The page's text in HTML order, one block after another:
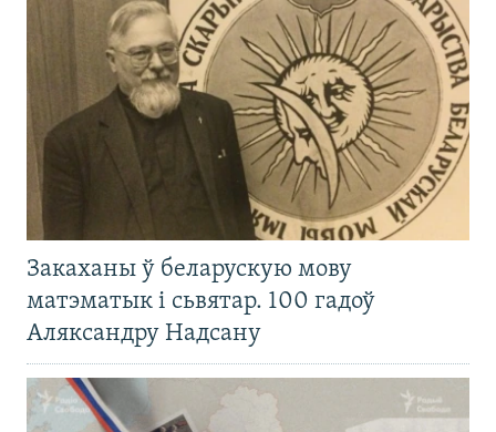
Закаханы ў беларускую мову
матэматык і сьвятар. 100 гадоў
Аляксандру Надсану